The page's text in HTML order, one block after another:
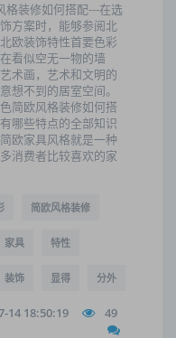
格装修如何搭配---在选
方案时，能够参阅北
欧装饰特性首要色彩
看似空无一物的墙
术画，艺术和文明的
想不到的居室空间。
简欧风格装修如何搭
哪些特点的全部知识
欧家具风格就是一种
消费者比较喜欢的家
简欧风格装修
家具 特性
装饰 显得 分外
14 18:50:19 49